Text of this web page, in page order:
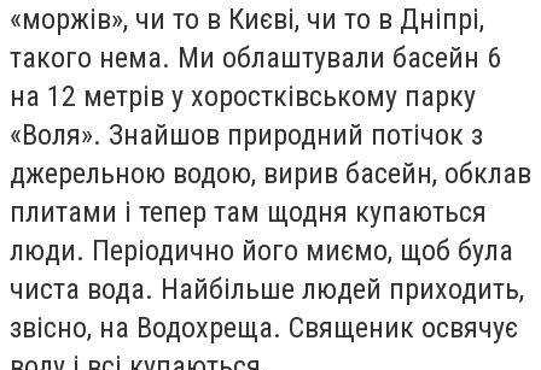
«моржів», чи то в Києві, чи то в Дніпрі,
такого нема. Ми облаштували басейн 6
на 12 метрів у хоростківському парку
«Воля». Знайшов природний потічок з
джерельною водою, вирив басейн, обклав
плитами і тепер там щодня купаються
люди. Періодично його миємо, щоб була
чиста вода. Найбільше людей приходить,
звісно, на Водохреща. Священик освячує